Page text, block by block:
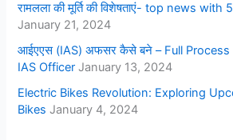
रामलला की मूर्ति की विशेषताएं- top news
January 21, 2024
आईएएस (IAS) अफसर कैसे बने – Full
IAS Officer January 13, 2024
Electric Bikes Revolution: Exploring
Bikes January 4, 2024